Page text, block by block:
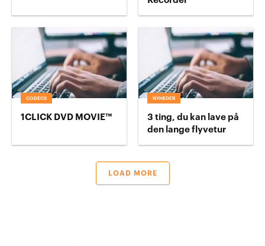
CODECS
1CLICK DVD MOVIE™
NYHEDER
3 ting, du kan lave på
den lange flyvetur
LOAD MORE